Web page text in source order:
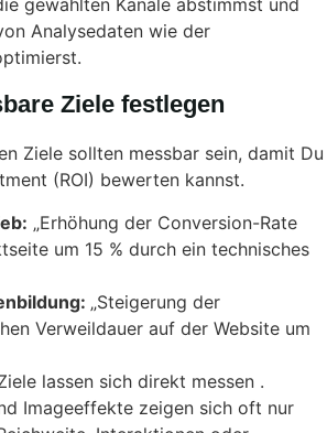
Analysedaten wie der
Ziele festlegen
Ziele sollten messbar sein, damit Du
(ROI) bewerten kannst.
„Erhöhung der Conversion-Rate
um 15 % durch ein technisches
„Steigerung der
Verweildauer auf der Website um
lassen sich direkt messen .
Imageeffekte zeigen sich oft nur